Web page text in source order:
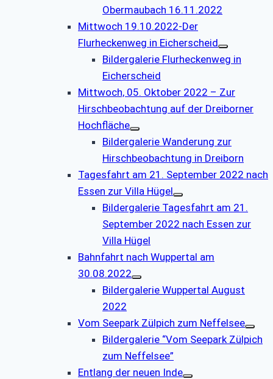
Obermaubach 16.11.2022
Mittwoch 19.10.2022-Der
Flurheckenweg in Eicherscheid
Bildergalerie Flurheckenweg in
Eicherscheid
Mittwoch, 05. Oktober 2022 – Zur
Hirschbeobachtung auf der Dreiborner
Hochfläche
Bildergalerie Wanderung zur
Hirschbeobachtung in Dreiborn
Tagesfahrt am 21. September 2022 nach
Essen zur Villa Hügel
Bildergalerie Tagesfahrt am 21.
September 2022 nach Essen zur
Villa Hügel
Bahnfahrt nach Wuppertal am
30.08.2022
Bildergalerie Wuppertal August
2022
Vom Seepark Zülpich zum Neffelsee
Bildergalerie “Vom Seepark Zülpich
zum Neffelsee”
Entlang der neuen Inde